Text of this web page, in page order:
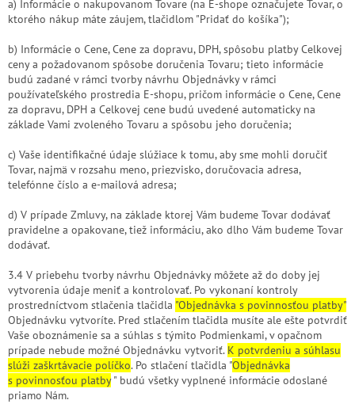
a) Informácie o nakupovanom Tovare (na E-shope označujete Tovar, o
ktorého nákup máte záujem, tlačidlom "Pridať do košíka");
b) Informácie o Cene, Cene za dopravu, DPH, spôsobu platby Celkovej
ceny a požadovanom spôsobe doručenia Tovaru; tieto informácie
budú zadané v rámci tvorby návrhu Objednávky v rámci
používateľského prostredia E-shopu, pričom informácie o Cene, Cene
za dopravu, DPH a Celkovej cene budú uvedené automaticky na
základe Vami zvoleného Tovaru a spôsobu jeho doručenia;
c) Vaše identifikačné údaje slúžiace k tomu, aby sme mohli doručiť
Tovar, najmä v rozsahu meno, priezvisko, doručovacia adresa,
telefónne číslo a e-mailová adresa;
d) V prípade Zmluvy, na základe ktorej Vám budeme Tovar dodávať
pravidelne a opakovane, tiež informáciu, ako dlho Vám budeme Tovar
dodávať.
3.4 V priebehu tvorby návrhu Objednávky môžete až do doby jej
vytvorenia údaje meniť a kontrolovať. Po vykonaní kontroly
prostredníctvom stlačenia tlačidla "Objednávka s povinnosťou platby"
Objednávku vytvoríte. Pred stlačením tlačidla musíte ale ešte potvrdiť
Vaše oboznámenie sa a súhlas s týmito Podmienkami, v opačnom
prípade nebude možné Objednávku vytvoriť. K potvrdeniu a súhlasu
slúži zaškrtávacie políčko. Po stlačení tlačidla "Objednávka
s povinnosťou platby" budú všetky vyplnené informácie odoslané
priamo Nám.